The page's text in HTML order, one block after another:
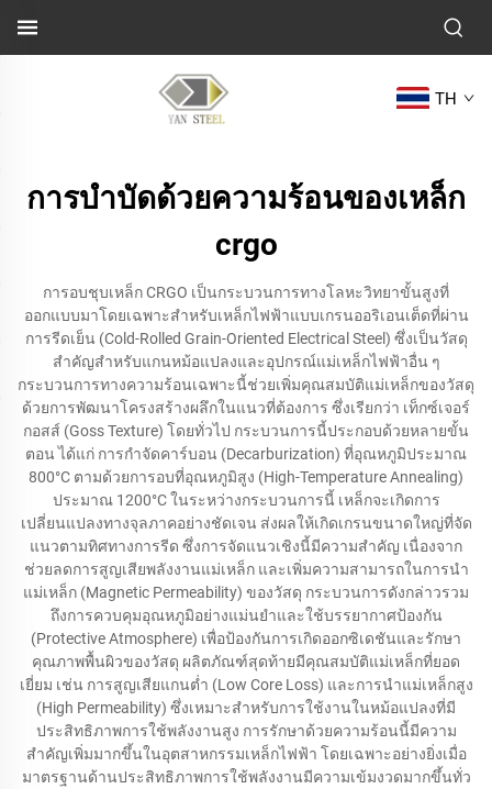
TH
การบำบัดด้วยความร้อนของเหล็ก
crgo
การอบชุบเหล็ก CRGO เป็นกระบวนการทางโลหะวิทยาขั้นสูงที่
ออกแบบมาโดยเฉพาะสำหรับเหล็กไฟฟ้าแบบเกรนออริเอนเต็ดที่ผ่าน
การรีดเย็น (Cold-Rolled Grain-Oriented Electrical Steel) ซึ่งเป็นวัสดุ
สำคัญสำหรับแกนหม้อแปลงและอุปกรณ์แม่เหล็กไฟฟ้าอื่น ๆ
กระบวนการทางความร้อนเฉพาะนี้ช่วยเพิ่มคุณสมบัติแม่เหล็กของวัสดุ
ด้วยการพัฒนาโครงสร้างผลึกในแนวที่ต้องการ ซึ่งเรียกว่า เท็กซ์เจอร์
กอสส์ (Goss Texture) โดยทั่วไป กระบวนการนี้ประกอบด้วยหลายขั้น
ตอน ได้แก่ การกำจัดคาร์บอน (Decarburization) ที่อุณหภูมิประมาณ
800°C ตามด้วยการอบที่อุณหภูมิสูง (High-Temperature Annealing)
ประมาณ 1200°C ในระหว่างกระบวนการนี้ เหล็กจะเกิดการ
เปลี่ยนแปลงทางจุลภาคอย่างชัดเจน ส่งผลให้เกิดเกรนขนาดใหญ่ที่จัด
แนวตามทิศทางการรีด ซึ่งการจัดแนวเชิงนี้มีความสำคัญ เนื่องจาก
ช่วยลดการสูญเสียพลังงานแม่เหล็ก และเพิ่มความสามารถในการนำ
แม่เหล็ก (Magnetic Permeability) ของวัสดุ กระบวนการดังกล่าวรวม
ถึงการควบคุมอุณหภูมิอย่างแม่นยำและใช้บรรยากาศป้องกัน
(Protective Atmosphere) เพื่อป้องกันการเกิดออกซิเดชันและรักษา
คุณภาพพื้นผิวของวัสดุ ผลิตภัณฑ์สุดท้ายมีคุณสมบัติแม่เหล็กที่ยอด
เยี่ยม เช่น การสูญเสียแกนต่ำ (Low Core Loss) และการนำแม่เหล็กสูง
(High Permeability) ซึ่งเหมาะสำหรับการใช้งานในหม้อแปลงที่มี
ประสิทธิภาพการใช้พลังงานสูง การรักษาด้วยความร้อนนี้มีความ
สำคัญเพิ่มมากขึ้นในอุตสาหกรรมเหล็กไฟฟ้า โดยเฉพาะอย่างยิ่งเมื่อ
มาตรฐานด้านประสิทธิภาพการใช้พลังงานมีความเข้มงวดมากขึ้นทั่ว